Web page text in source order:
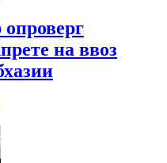
опроверг
на ввоз